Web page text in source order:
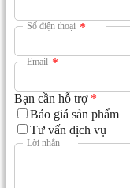
Số điện thoại *
Email *
Bạn cần hỗ trợ *
Báo giá sản phẩm
Tư vấn dịch vụ
Lời nhắn